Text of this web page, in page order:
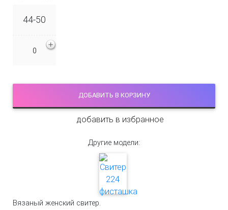
44-50
ДОБАВИТЬ В КОРЗИНУ
добавить в избранное
Другие модели:
Вязаный женский свитер.